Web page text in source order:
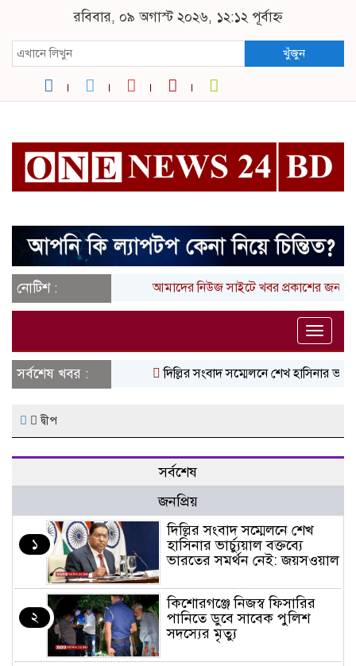
রবিবার, ০৯ অগাস্ট ২০২৬, ১২:১২ পূর্বাহ্ন
খুঁজুন
নোটিশ : আমাদের নিউজ সাইটে খবর প্রকাশের
Toggle
সর্বশেষ খবর :
দিল্লির সংবাদ সম্মেলনে শেখ হাসিনার
দ্বীপ
সর্বশেষ
জনপ্রিয়
১
দিল্লির সংবাদ সম্মেলনে শেখ
হাসিনার ভার্চ্যুয়াল বক্তব্যে
ভারতের সমর্থন নেই: জয়সওয়াল
২
কিশোরগঞ্জে নিজস্ব ফিসারির
পানিতে ডুবে সাবেক পুলিশ
সদস্যের মৃত্যু